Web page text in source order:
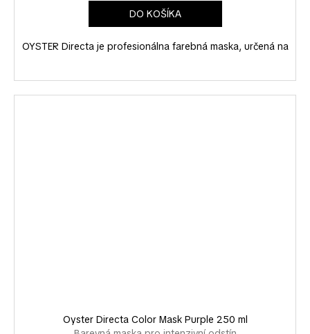
DO KOŠÍKA
OYSTER Directa je profesionálna farebná maska, určená na
Oyster Directa Color Mask Purple 250 ml